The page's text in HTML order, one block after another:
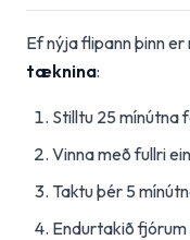
Ef nýja flipann þinn
tæknina:
Stilltu 25 mínútna
Vinna með fullri
Taktu þér 5
Endurtakið fjórum